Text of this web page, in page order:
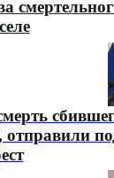
отправили